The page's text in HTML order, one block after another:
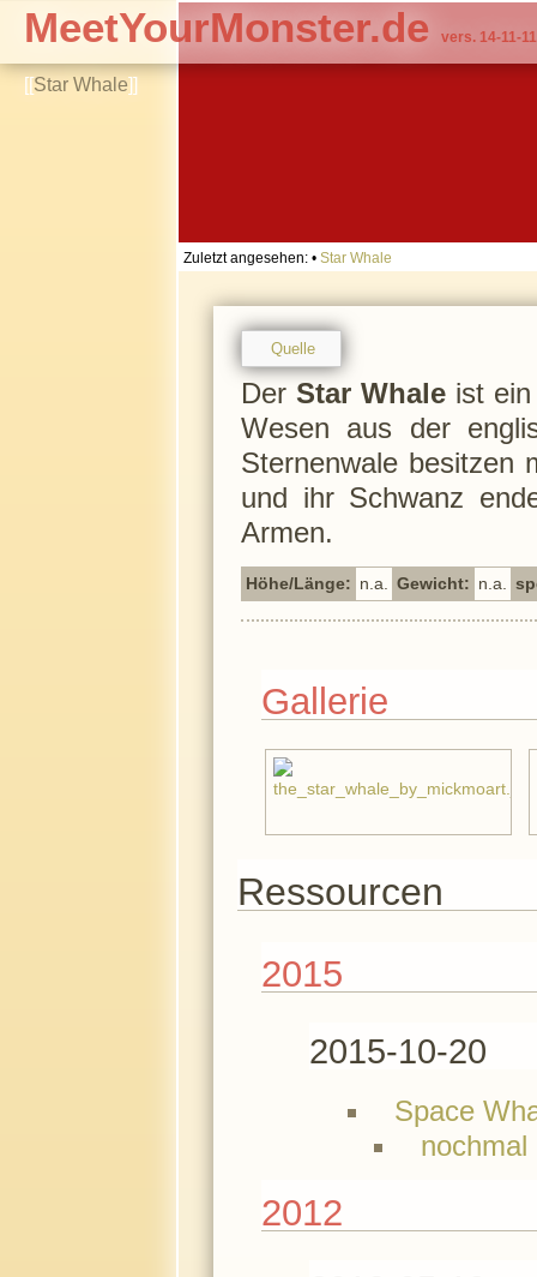
[[Star Whale]]
MeetYourMonster.de vers. 14-11-11
Zuletzt angesehen: • Star Whale
Quelle
Der Star Whaleist ein
Wesen aus der
Sternenwale besitzen
und ihr Schwanz
Armen.
Höhe/Länge: n.a. Gewicht: n.a.
Gallerie
Ressourcen
2015
2015-10-20
Space
nochmal
2012